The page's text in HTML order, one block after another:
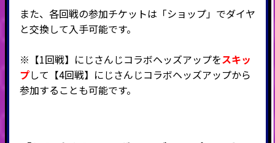
また、各回戦の参加チケットは「ショップ」でダイヤ
と交換して入手可能です。
※【1回戦】 にじさんじコラボヘッズアップをスキッ
プして【4回戦】 にじさんじコラボヘッズアップから
参加することも可能です。